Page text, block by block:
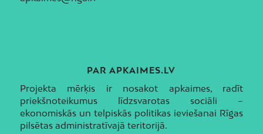
PAR APKAIMES.LV
Projekta mērķis ir nosakot apkaimes, radīt
priekšnoteikumus līdzsvarotas sociāli –
ekonomiskās un telpiskās politikas ieviešanai Rīgas
pilsētas administratīvajā teritorijā.